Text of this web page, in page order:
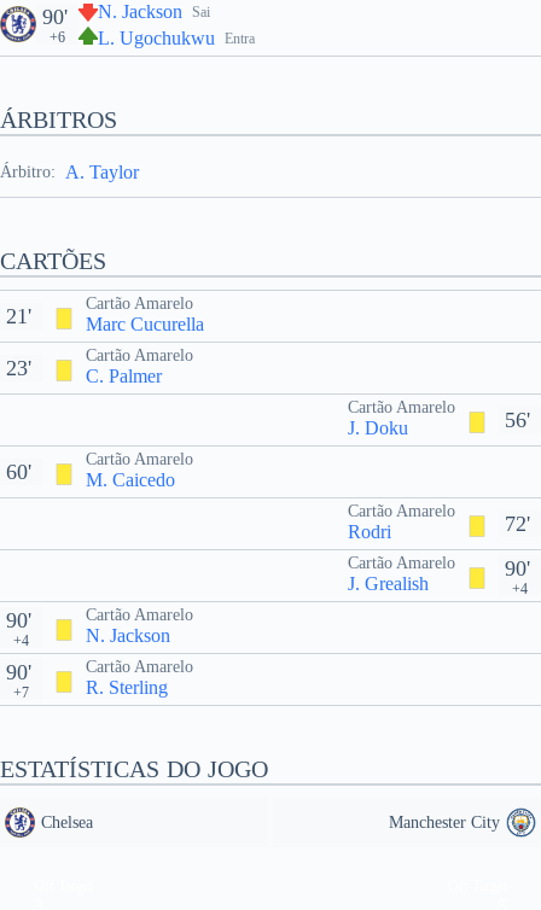
Sai
N. Jackson
Entra
L. Ugochukwu
90'
+6
ÁRBITROS
Árbitro: A. Taylor
CARTÕES
Cartão Amarelo
Marc Cucurella
21'
Cartão Amarelo
C. Palmer
23'
56'
Cartão Amarelo
J. Doku
Cartão Amarelo
M. Caicedo
60'
72'
Cartão Amarelo
Rodri
90'
+4
Cartão Amarelo
J. Grealish
Cartão Amarelo
N. Jackson
90'
+4
Cartão Amarelo
R. Sterling
90'
+7
ESTATÍSTICAS DO JOGO
Chelsea Manchester City